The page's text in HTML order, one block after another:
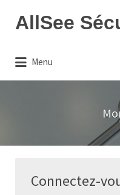
AllSee
Annuaire sécurité
entreprises de
professionnels
Rechercher:
Menu
Connectez-